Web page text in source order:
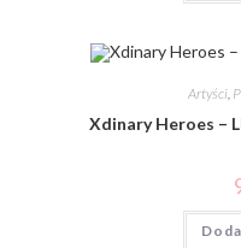
Artyści,
Xdinary Heroes –